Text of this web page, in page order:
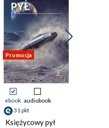
Promocja
ebook audiobook
31 pkt
Księżycowy pył